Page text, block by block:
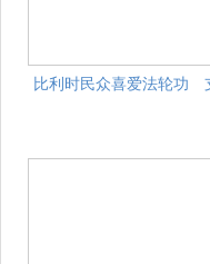
比利时民众喜爱法轮功